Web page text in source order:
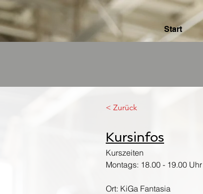
Start
< Zurück
Kursinfos
Kurszeiten
Montags: 18.00 - 19.00 Uhr
Ort: KiGa Fantasia